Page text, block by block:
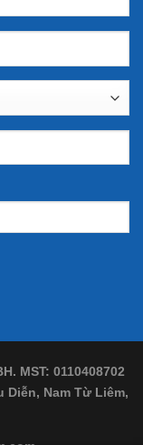
MST: 0110408702
Diễn, Nam Từ Liêm,